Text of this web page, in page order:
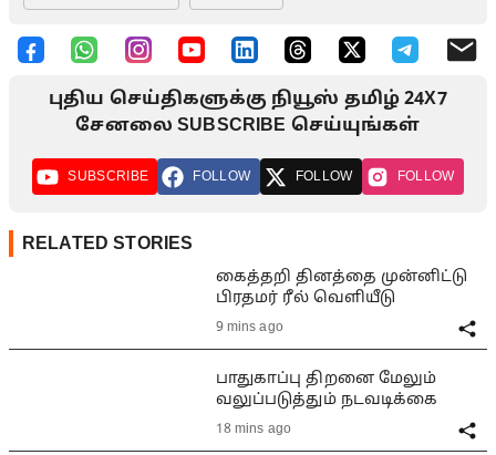
புதிய செய்திகளுக்கு நியூஸ் தமிழ் 24X7
சேனலை SUBSCRIBE செய்யுங்கள்
SUBSCRIBE FOLLOW FOLLOW FOLLOW
RELATED STORIES
கைத்தறி தினத்தை முன்னிட்டு
பிரதமர் ரீல் வெளியீடு
9 mins ago
பாதுகாப்பு திறனை மேலும்
வலுப்படுத்தும் நடவடிக்கை
18 mins ago